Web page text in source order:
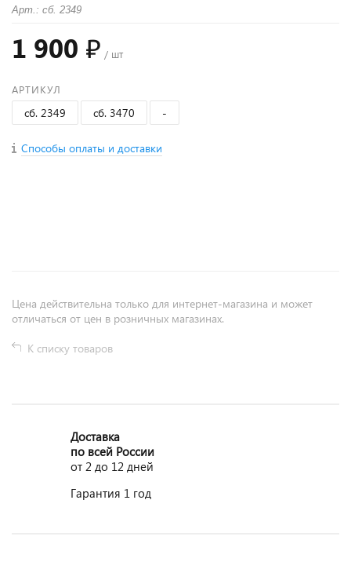
Арт.: сб. 2349
1 900 ₽ / шт
АРТИКУЛ
сб. 2349 сб. 3470 -
Способы оплаты и доставки
Цена действительна только для интернет-магазина и может
отличаться от цен в розничных магазинах.
К списку товаров
Доставка
по всей России
от 2 до 12 дней
Гарантия 1 год